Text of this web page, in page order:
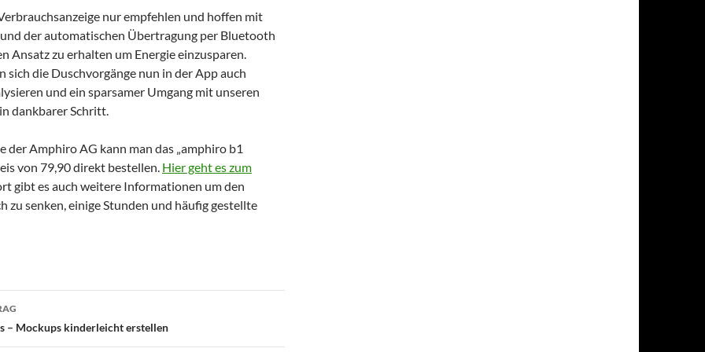
nur empfehlen und hoffen mit
der automatischen Übertragung per Bluetooth
Ansatz zu erhalten um Energie einzusparen.
sich die Duschvorgänge nun in der App auch
und ein sparsamer Umgang mit unseren
dankbarer Schritt.
der Amphiro AG kann man das „amphiro b1
von 79,90 direkt bestellen. Hier geht es zum
gibt es auch weitere Informationen um den
zu senken, einige Stunden und häufig gestellte
– Mockups kinderleicht erstellen